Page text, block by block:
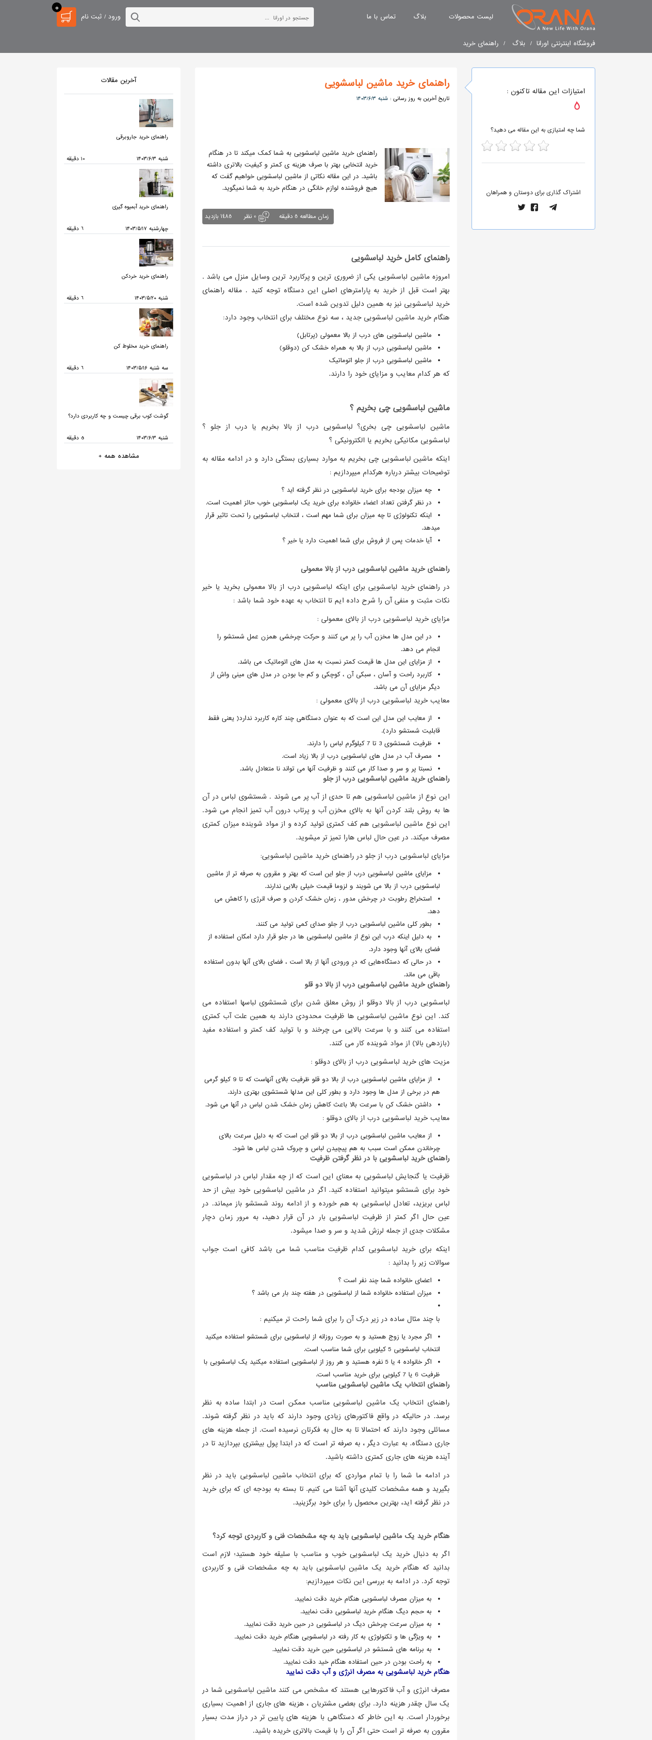
لیست محصولات بلاگ تماس با ما ورود / ثبت نام
0
فروشگاه اینترنتی اورانا بلاگ راهنمای خرید
امتیازات این مقاله تاکنون :
5
شما چه امتیازی به این مقاله می دهید؟
اشتراک گذاری برای دوستان و همراهان
راهنمای خرید ماشین لباسشویی
تاریخ آخرین به روز رسانی : ۱۴۰۳/۶/۳ شنبه
راهنمای خرید ماشین لباسشویی به شما کمک میکند تا در هنگام
خرید انتخابی بهتر با صرف هزینه ی کمتر و کیفیت بالاتری داشته
باشید. در این مقاله نکاتی از ماشین لباسشویی خواهیم گفت که
هیچ فروشنده لوازم خانگی در هنگام خرید به شما نمیگوید.
زمان مطالعه 5 دقیقه 0 نظر 1485 بازدید
راهنمای کامل خرید لباسشویی
امروزه ماشین لباسشویی یکی از ضروری ترین و پرکاربرد ترین وسایل منزل می باشد .
بهتر است قبل از خرید به پارامترهای اصلی این دستگاه توجه کنید . مقاله راهنمای
خرید لباسشویی نیز به همین دلیل تدوین شده است.
هنگام خرید ماشین لباسشویی جدید ، سه نوع مختلف برای انتخاب وجود دارد:
ماشین لباسشویی های درب از بالا معمولی (پرتابل)
ماشین لباسشویی درب از بالا به همراه خشک کن (دوقلو)
ماشین لباسشویی درب از جلو اتوماتیک
که هر کدام معایب و مزایای خود را دارند.
ماشین لباسشویی چی بخریم ؟
ماشین لباسشویی چی بخری؟ لباسشویی درب از بالا بخریم یا درب از جلو ؟
لباسشویی مکانیکی بخریم یا الکترونیکی ؟
اینکه ماشین لباسشویی چی بخریم به موارد بسیاری بستگی دارد و در ادامه مقاله به
توضیحات بیشتر درباره هرکدام میپردازیم :
چه میزان بودجه برای خرید لباسشویی در نظر گرفته اید ؟
در نظر گرفتن تعداد اعضاء خانواده برای خرید یک لباسشویی خوب حائز اهمیت است.
اینکه تکنولوژی تا چه میزان برای شما مهم است ، انتخاب لباسشویی را تحت تاثیر قرار
میدهد.
آیا خدمات پس از فروش برای شما اهمیت دارد یا خیر ؟
راهنمای خرید ماشین لباسشویی درب از بالا معمولی
در راهنمای خرید لباسشویی برای اینکه لباسشویی درب از بالا معمولی بخرید یا خیر
نکات مثبت و منفی آن را شرح داده ایم تا انتخاب به عهده خود شما باشد :
مزایای خرید لباسشویی درب از بالای معمولی :
در این مدل ها مخزن آب را پر می کنند و حرکت چرخشی همزن عمل شستشو را
انجام می دهد.
از مزایای این مدل ها قیمت کمتر نسبت به مدل های اتوماتیک می باشد.
کاربرد راحت و آسان ، سبکی آن ، کوچکی و کم جا بودن در مدل های مینی واش از
دیگر مزایای آن می باشد.
معایب خرید لباسشویی درب از بالای معمولی :
از معایب این مدل این است که به عنوان دستگاهی چند کاره کاربرد ندارد( یعنی فقط
قابلیت شستشو دارد).
ظرفیت شستشوی 3 تا 7 کیلوگرم لباس را دارند.
مصرف آب در مدل های لباسشویی درب از بالا زیاد است.
نسبتا پر و سر و صدا کار می کنند و ظرفیت آنها می تواند نا متعادل باشد.
راهنمای خرید ماشین لباسشویی درب از جلو
این نوع از ماشین لباسشویی هم تا حدی از آب پر می شوند . شستشوی لباس در آن
ها به روش بلند کردن آنها به بالای مخزن آب و پرتاب درون آب تمیز انجام می شود.
این نوع ماشین لباسشویی هم کف کمتری تولید کرده و از مواد شوینده میزان کمتری
مصرف میکند. در عین حال لباس هارا تمیز تر میشوید.
مزایای لباسشویی درب از جلو در راهنمای خرید ماشین لباسشویی:
مزایای ماشین لباسشویی درب از جلو این است که بهتر و مقرون به صرفه تر از ماشین
لباسشویی درب از بالا می شویند و لزوما قیمت خیلی بالایی ندارند.
استخراج رطوبت در چرخش مدور ، زمان خشک کردن و صرف انرژی را کاهش می
دهد.
بطور کلی ماشین لباسشویی درب از جلو صدای کمی تولید می کنند.
به دلیل اینکه درب این نوع از ماشین لباسشویی ها در جلو قرار دارد امکان استفاده از
فضای بالای آنها وجود دارد.
در حالی که دستگاه‌هایی که درِ ورودی آنها از بالا است ، فضای بالای آنها بدون استفاده
باقی می ‌ماند.
راهنمای خرید ماشین لباسشویی درب از بالا دو قلو
لباسشویی درب از بالا دوقلو از روش معلق شدن برای شستشوی لباسها استفاده می
کند. این نوع ماشین لباسشویی ها ظرفیت محدودی دارند به همین علت آب کمتری
استفاده می کنند و با سرعت بالایی می چرخند و با تولید کف کمتر و استفاده مفید
(بازدهی بالا) از مواد شوینده کار می کنند.
مزیت های خرید لباسشویی درب از بالای دوقلو :
از مزایای ماشین لباسشویی درب از بالا دو قلو ظرفیت بالای آنهاست که تا 9 کیلو گرمی
هم در برخی از مدل ها وجود دارد و بطور کلی این مدلها شستشوی بهتری دارند.
داشتن خشک کن با سرعت بالا باعث کاهش زمان خشک شدن لباس در آنها می شود.
معایب خرید لباسشویی درب از بالای دوقلو :
از معایب ماشین لباسشویی درب از بالا دو قلو این است که به دلیل سرعت بالای
چرخاندن ممکن است سبب به هم پیچیدن لباس و چروک شدن لباس ها شود.
راهنمای خرید لباسشویی با در نظر گرفتن ظرفیت
ظرفیت یا گنجایش لباسشویی به معنای این است که از چه مقدار لباس در لباسشویی
خود برای شستشو میتوانید استفاده کنید. اگر در ماشین لباسشویی خود بیش از حد
لباس بریزید، تعادل لباسشویی به هم خورده و از ادامه روند شستشو باز میماند. در
عین حال اگر کمتر از ظرفیت لباسشویی بار در آن قرار دهید، به مرور زمان دچار
مشکلات جدی از جمله لرزش شدید و سر و صدا میشود.
اینکه برای خرید لباسشویی کدام ظرفیت مناسب شما می باشد کافی است جواب
سوالات زیر را بدانید :
اعضای خانواده شما چند نفر است ؟
میزان استفاده خانواده شما از لباسشویی در هفته چند بار می باشد ؟
با چند مثال ساده در زیر درک آن را برای شما راحت تر میکنیم :
اگر مجرد یا زوج هستید و به صورت روزانه از لباسشویی برای شستشو استفاده میکنید
انتخاب لباسشویی 5 کیلویی برای شما مناسب است.
اگر خانواده 4 یا 5 نفره هستید و هر روز از لباسشویی استفاده میکنید یک لباسشویی با
ظرفیت 6 یا 7 کیلویی برای خرید مناسب است.
راهنمای انتخاب یک ماشین لباسشویی مناسب
راهنمای انتخاب یک ماشین لباسشویی مناسب ممکن است در ابتدا ساده به نظر
برسد. در حالیکه در واقع فاکتورهای زیادی وجود دارند که باید در نظر گرفته شوند.
مسائلی وجود دارند که احتمالا تا به حال به فکرتان نرسیده است. از جمله هزینه های
جاری دستگاه. به عبارت دیگر ، به صرفه تر است که در ابتدا پول بیشتری بپردازید تا در
آینده هزینه های جاری کمتری داشته باشید.
در ادامه ما شما را با تمام مواردی که برای انتخاب ماشین لباسشویی باید در نظر
بگیرید و همه مشخصات کلیدی آنها آشنا می کنیم. تا بسته به بودجه ای که برای خرید
در نظر گرفته اید، بهترین محصول را برای خود برگزینید.
هنگام خرید یک ماشین لباسشویی باید به چه مشخصات فنی و کاربردی توجه کرد؟
اگر به دنبال خرید یک لباسشویی خوب و مناسب با سلیقه خود هستید؛ لازم است
بدانید که هنگام خرید یک ماشین لباسشویی باید به چه مشخصات فنی و کاربردی
توجه کرد. در ادامه به بررسی این نکات میپردازیم:
به میزان مصرف لباسشویی هنگام خرید دقت نمایید.
به حجم دیگ هنگام خرید لباسشویی دقت نمایید.
به میزان سرعت چرخش دیگ در لباسشویی در حین خرید دقت نمایید.
به ویژگی ها و تکنولوژی به کار رفته در لباسشویی هنگام خرید دقت نمایید.
به برنامه های شستشو در لباسشویی حین خرید دقت نمایید.
به راحت بودن در حین استفاده هنگام خید دقت نمایید.
هنگام خرید لباسشویی به مصرف انرژی و آب دقت نمایید
مصرف انرژی و آب فاکتورهایی هستند که مشخص می کنند ماشین لباسشویی شما در
یک سال چقدر هزینه دارد. برای بعضی مشتریان ، هزینه های جاری از اهمیت بسیاری
برخوردار است. به این خاطر که دستگاهی با هزینه های پایین تر در دراز مدت بسیار
مقرون به صرفه تر است حتی اگر آن را با قیمت بالاتری خریده باشید.
آخرین مقالات
راهنمای خرید جاروبرقی
۱۴۰۳/۶/۳ شنبه 10 دقیقه
راهنمای خرید آبمیوه گیری
۱۴۰۳/۵/۱۷ چهارشنبه 6 دقیقه
راهنمای خرید خردکن
۱۴۰۳/۵/۲۰ شنبه 6 دقیقه
راهنمای خرید مخلوط کن
۱۴۰۳/۵/۱۶ سه شنبه 6 دقیقه
گوشت کوب برقی چیست و چه کاربردی دارد؟
۱۴۰۳/۶/۳ شنبه 5 دقیقه
مشاهده همه +